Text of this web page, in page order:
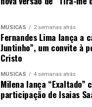
MÚSICAS 2 semanas atrás
Fernandes Lima lança a
Juntinho”, um convite à
Cristo
MÚSICAS 4 semanas atrás
Milena lança “Exaltado”
participação de Isaias